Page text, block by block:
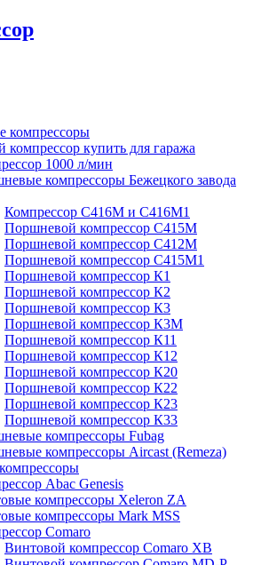
компрессоры
компрессор купить для гаража
1000 л/мин
компрессоры Бежецкого завода
Компрессор С416М и С416М1
Поршневой компрессор С415М
Поршневой компрессор С412М
Поршневой компрессор С415М1
Поршневой компрессор К1
Поршневой компрессор К2
Поршневой компрессор К3
Поршневой компрессор К3М
Поршневой компрессор К11
Поршневой компрессор К12
Поршневой компрессор К20
Поршневой компрессор К22
Поршневой компрессор К23
Поршневой компрессор К33
компрессоры Fubag
компрессоры Aircast (Remeza)
Abac Genesis
компрессоры Xeleron ZA
компрессоры Mark MSS
Comaro
Винтовой компрессор Comaro XB